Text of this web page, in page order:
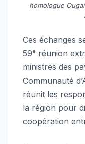
homologue
Ces échanges
59ᵉ réunion
ministres des
Communauté
réunit les
la région pour
coopération